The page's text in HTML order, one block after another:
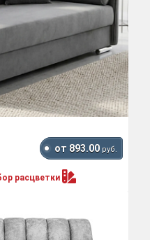
от 893.00 руб.
расцветки